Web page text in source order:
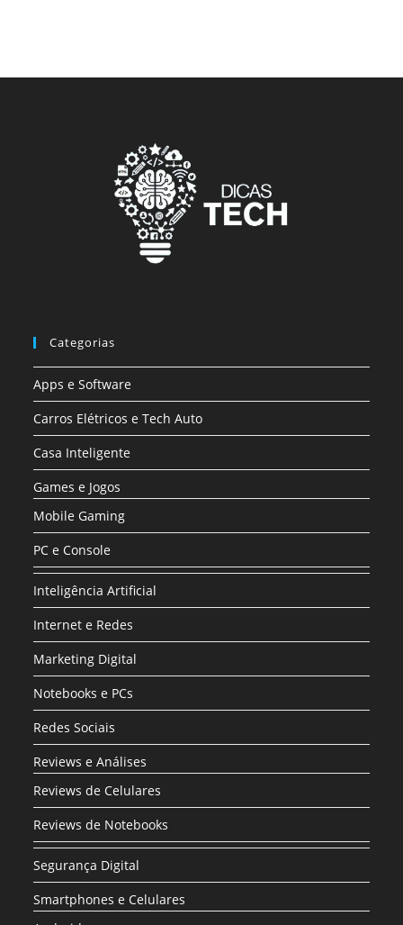
Categorias
Apps e Software
Carros Elétricos e Tech Auto
Casa Inteligente
Games e Jogos
Mobile Gaming
PC e Console
Inteligência Artificial
Internet e Redes
Marketing Digital
Notebooks e PCs
Redes Sociais
Reviews e Análises
Reviews de Celulares
Reviews de Notebooks
Segurança Digital
Smartphones e Celulares